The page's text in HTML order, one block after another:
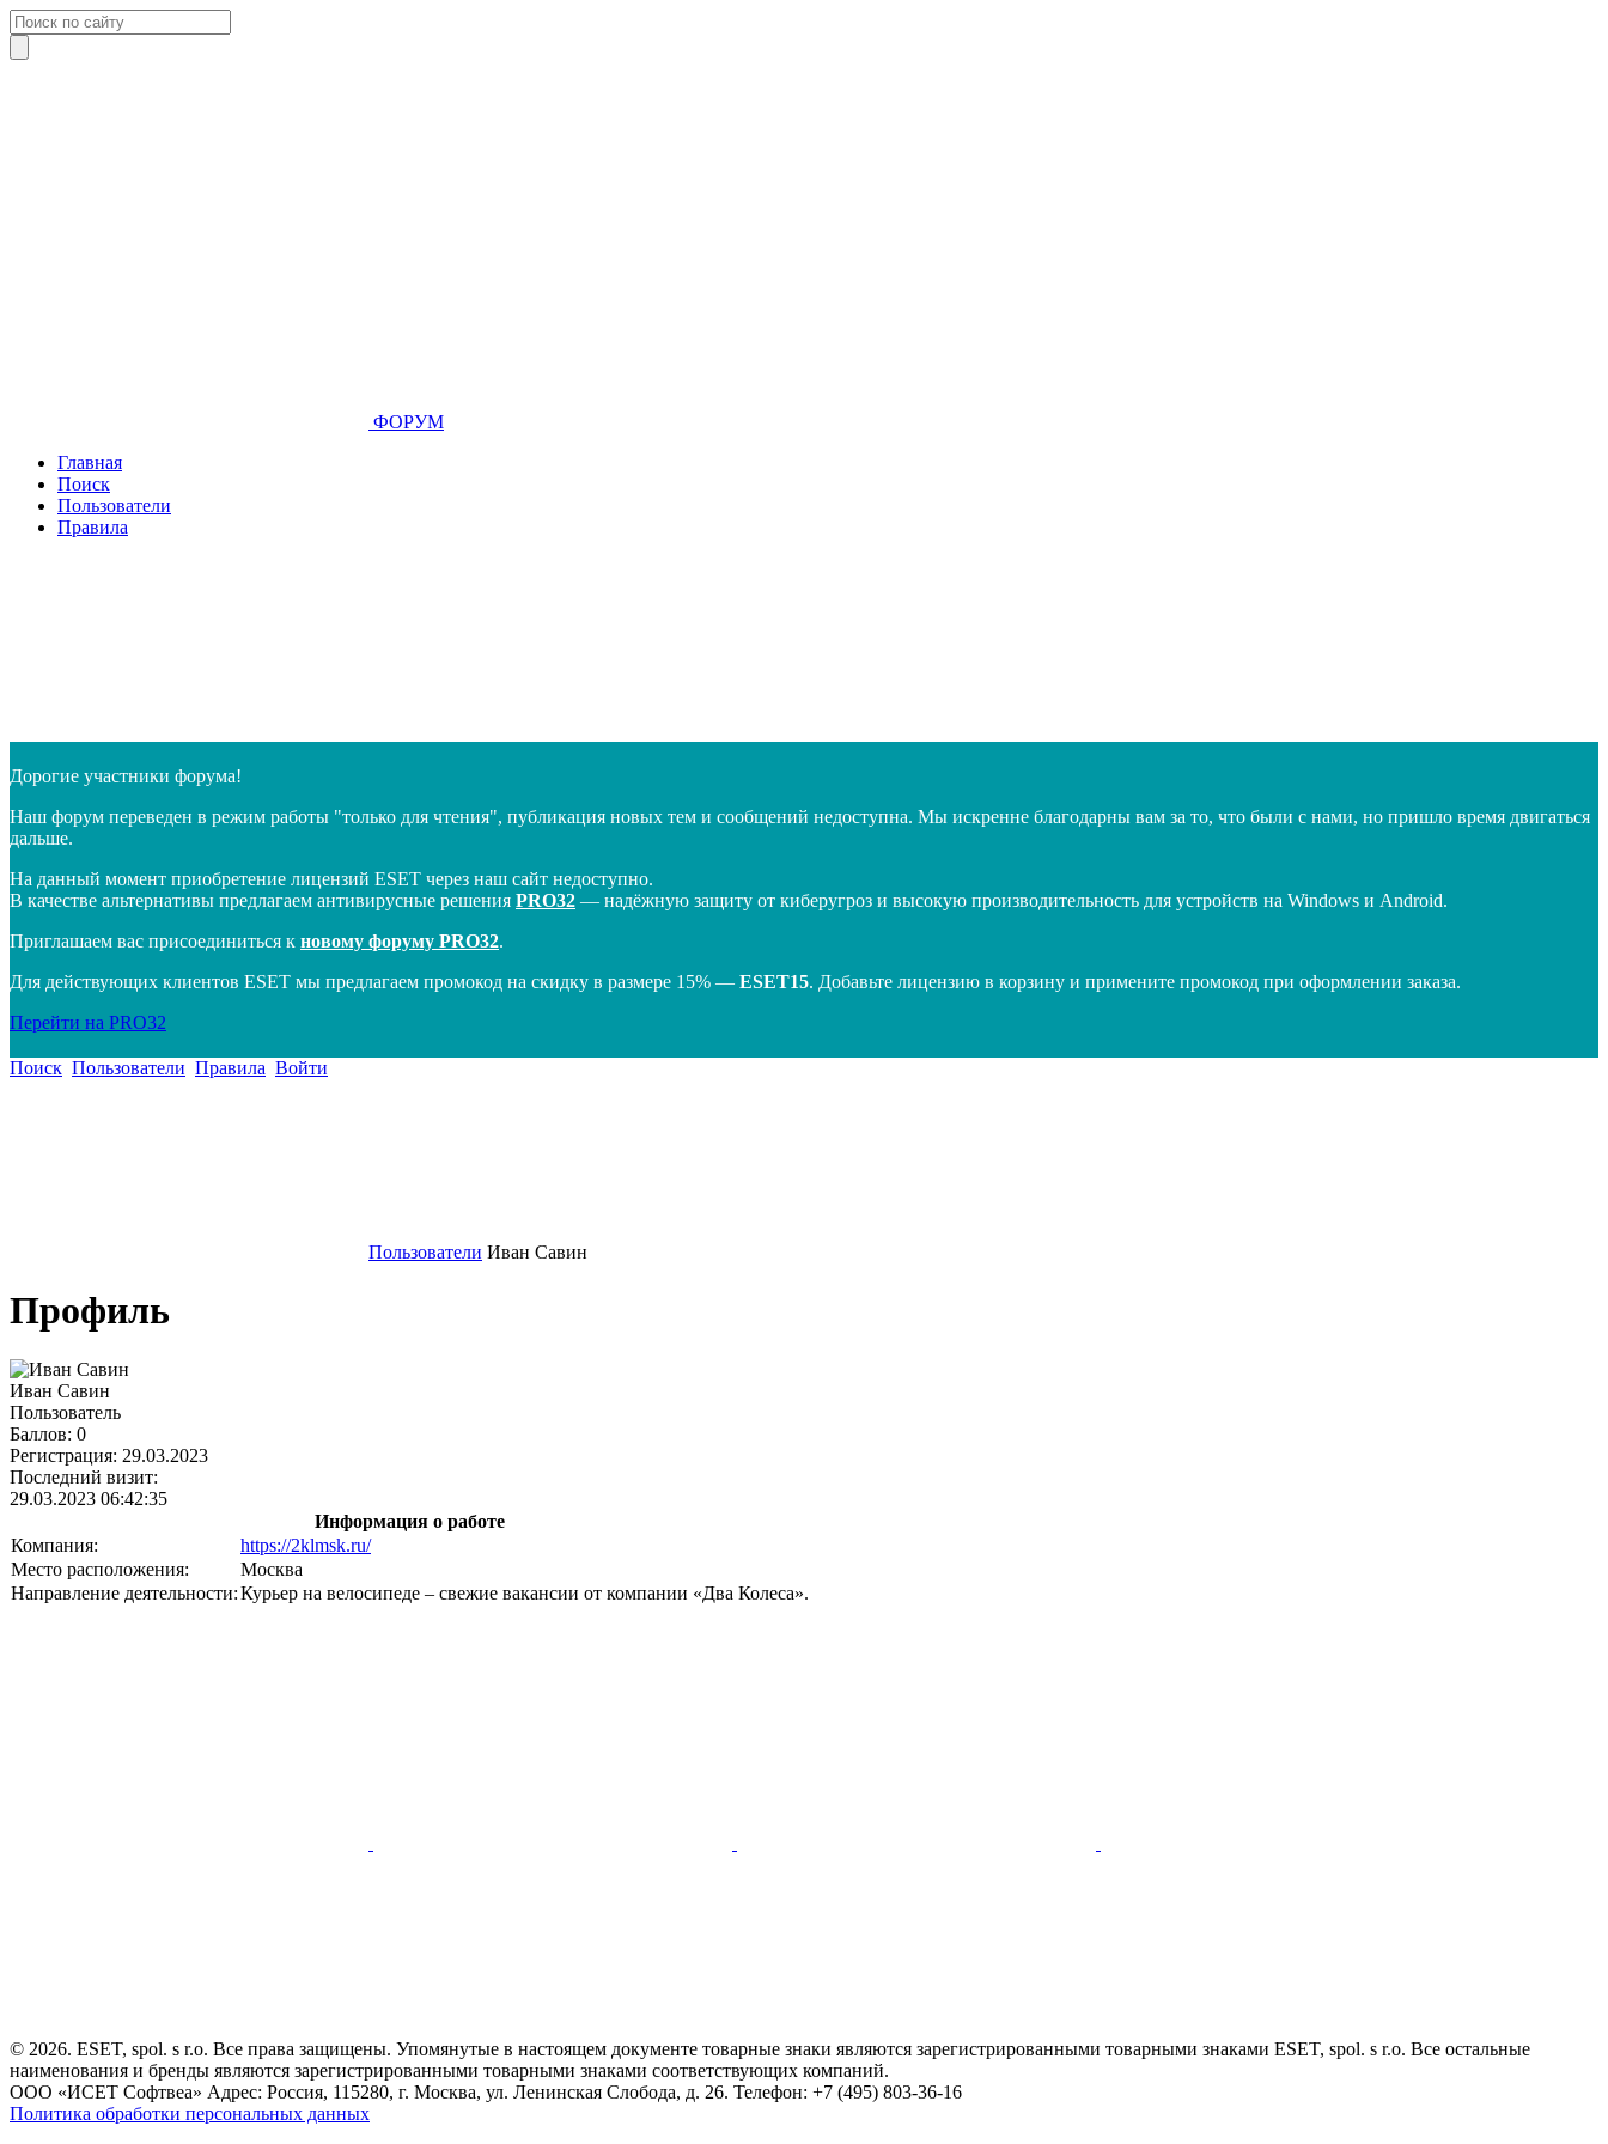
ФОРУМ
Главная
Поиск
Пользователи
Правила
Дорогие участники форума!
Наш форум переведен в режим работы "только для чтения", публикация новых тем и сообщений недоступна. Мы искренне благодарны вам за то, что были с нами, но пришло время двигаться
дальше.
На данный момент приобретение лицензий ESET через наш сайт недоступно.
В качестве альтернативы предлагаем антивирусные решения PRO32 — надёжную защиту от киберугроз и высокую производительность для устройств на Windows и Android.
Приглашаем вас присоединиться к новому форуму PRO32.
Для действующих клиентов ESET мы предлагаем промокод на скидку в размере 15% — ESET15. Добавьте лицензию в корзину и примените промокод при оформлении заказа.
Перейти на PRO32
Поиск Пользователи Правила Войти
Пользователи Иван Савин
Профиль
Иван Савин
Пользователь
Баллов: 0
Регистрация: 29.03.2023
Последний визит:
29.03.2023 06:42:35
Информация о работе
Компания:
https://2klmsk.ru/
Место расположения:
Москва
Направление деятельности:Курьер на велосипеде – свежие вакансии от компании «Два Колеса».
© 2026. ESET, spol. s r.o. Все права защищены. Упомянутые в настоящем документе товарные знаки являются зарегистрированными товарными знаками ESET, spol. s r.o. Все остальные
наименования и бренды являются зарегистрированными товарными знаками соответствующих компаний.
ООО «ИСЕТ Софтвеа» Адрес: Россия, 115280, г. Москва, ул. Ленинская Слобода, д. 26. Телефон: +7 (495) 803-36-16
Политика обработки персональных данных